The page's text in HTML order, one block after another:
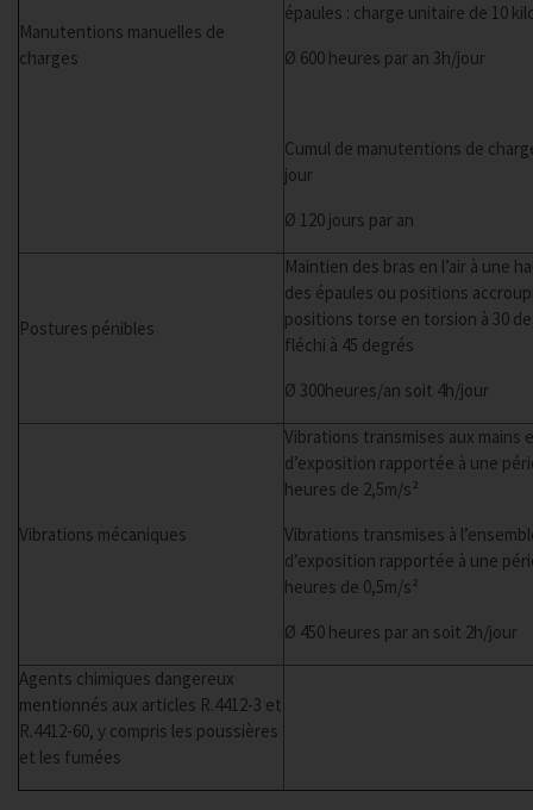
Manutentions manuelles de
charges
épaules : charge unitaire de 10
Ø 600 heures par an 3h/jour
Cumul de manutentions de
jour
Ø 120 jours par an
Postures pénibles
Maintien des bras en l’air à une
des épaules ou positions
positions torse en torsion à 30
fléchi à 45 degrés
Ø 300heures/an soit 4h/jour
Vibrations mécaniques
Vibrations transmises aux mains
d’exposition rapportée à une
heures de 2,5m/s²
Vibrations transmises à
d’exposition rapportée à une
heures de 0,5m/s²
Ø 450 heures par an soit 2h/jour
Agents chimiques dangereux
mentionnés aux articles R.4412-3 et
R.4412-60, y compris les poussières
et les fumées